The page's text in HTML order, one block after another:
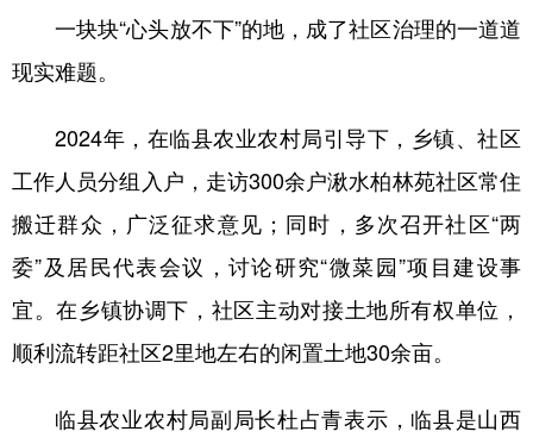
一块块“心头放不下”的地，成了社区治理的一道道
现实难题。
2024年，在临县农业农村局引导下，乡镇、社区
工作人员分组入户，走访300余户湫水柏林苑社区常住
搬迁群众，广泛征求意见；同时，多次召开社区“两
委”及居民代表会议，讨论研究“微菜园”项目建设事
宜。在乡镇协调下，社区主动对接土地所有权单位，
顺利流转距社区2里地左右的闲置土地30余亩。
临县农业农村局副局长杜占青表示，临县是山西